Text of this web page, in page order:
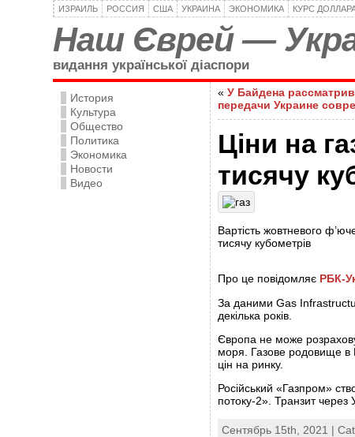
ИЗРАИЛЬ РОССИЯ США УКРАИНА ЭКОНОМИКА КУРС
Наш Єврей —
видання української діаспори
История
Культура
Общество
Политика
Экономика
Новости
Видео
« У Байдена
передачи Украине
Ціни на
тисячу
Вартість жовтневого
тисячу кубометрів
Про це повідомляє РБК-
За даними Gas
декілька років.
Європа не може
моря. Газове родовище в
цін на ринку.
Російський «Газпром»
потоку-2». Транзит через
Сентябрь 15th, 2021 |